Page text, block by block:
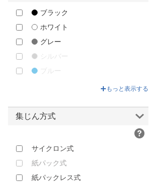
SIS｜エスアイエス
SMALY｜スマリー
THANKO｜サンコー
TOKAIZ｜トカイズ
TWINBIRD｜ツインバード
アナバス｜ANABAS
ウィナーズ｜Winner’s
エクシールコーポレーション｜
ブラック
ホワイト
グレー
シルバー
ブルー
イエロー
ブラウン
レッド
もっと表示する
集じん方式
サイクロン式
紙パック式
紙パックレス式